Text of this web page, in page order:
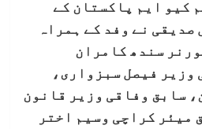
کیو ایم پاکستان کے
نے وفد کے ہمراہ
سندھ کامران
وزیر فیصل سبزواری،
سابق وفاقی وزیر قانون
میئر کراچی وسیم اختر